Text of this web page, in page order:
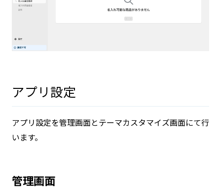
アプリ設定
アプリ設定を管理画面とテーマカスタマイズ画面にて行
います。
管理画面